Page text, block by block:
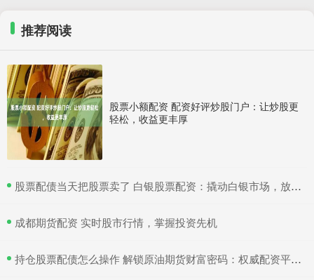
推荐阅读
股票小额配资 配资好评炒股门户：让炒股更
轻松，收益更丰厚
​股票配债当天把股票卖了 白银股票配资：撬动白银市场，放大收益空间
​成都期货配资 实时股市行情，掌握投资先机
​持仓股票配债怎么操作 解锁原油期货财富密码：权威配资平台助你致富